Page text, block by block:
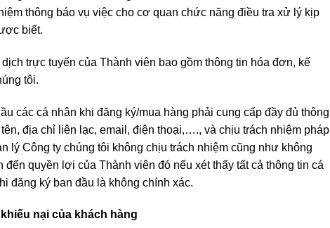
thông báo vụ việc cho cơ quan chức năng điều tra xử lý kịp
biết.
trực tuyến của Thành viên bao gồm thông tin hóa đơn, kế
tôi.
các cá nhân khi đăng ký/mua hàng phải cung cấp đầy đủ thông
địa chỉ liên lạc, email, điện thoại,…., và chịu trách nhiệm pháp
lý Công ty chúng tôi không chịu trách nhiệm cũng như không
quyền lợi của Thành viên đó nếu xét thấy tất cả thông tin cá
đăng ký ban đầu là không chính xác.
nại của khách hàng